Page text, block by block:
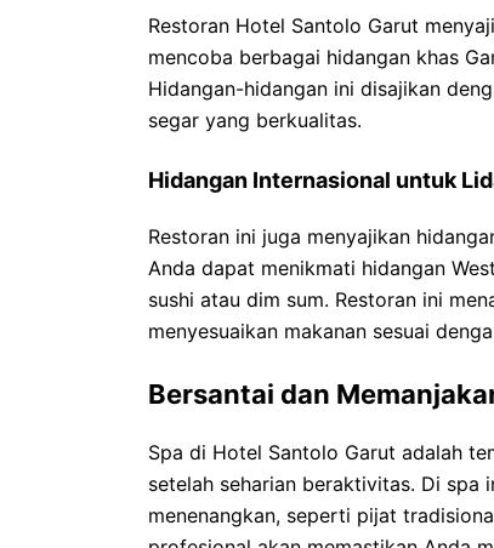
Restoran Hotel Santolo Garut
mencoba berbagai hidangan khas
Hidangan-hidangan ini disajikan
segar yang berkualitas.
Hidangan Internasional untuk
Restoran ini juga menyajikan
Anda dapat menikmati hidangan
sushi atau dim sum. Restoran ini
menyesuaikan makanan sesuai
Bersantai dan
Spa di Hotel Santolo Garut adalah
setelah seharian beraktivitas. Di spa
menenangkan, seperti pijat